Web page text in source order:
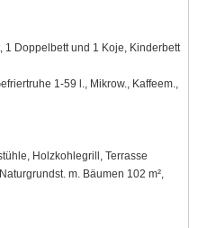
1 Doppelbett und 1 Koje, Kinderbett
1-59 l., Mikrow., Kaffeem.,
Holzkohlegrill, Terrasse
m. Bäumen 102 m²,